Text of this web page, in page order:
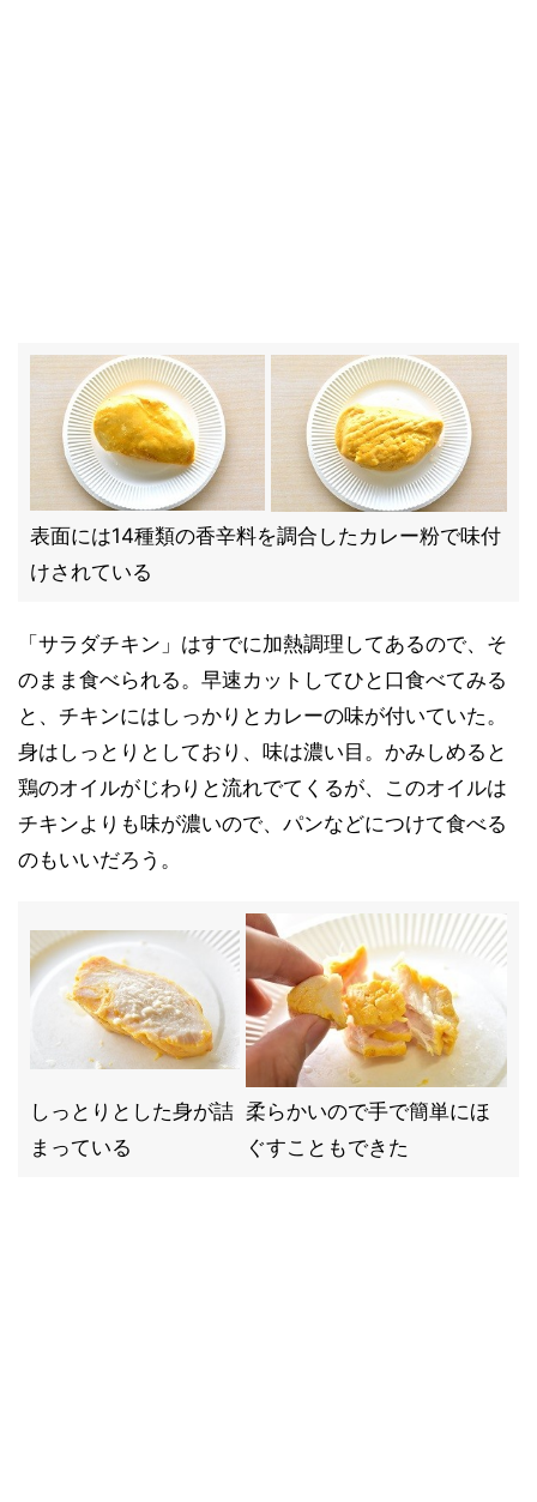
表面には14種類の香辛料を調合したカレー粉で味付
けされている
「サラダチキン」はすでに加熱調理してあるので、そ
のまま食べられる。早速カットしてひと口食べてみる
と、チキンにはしっかりとカレーの味が付いていた。
身はしっとりとしており、味は濃い目。かみしめると
鶏のオイルがじわりと流れでてくるが、このオイルは
チキンよりも味が濃いので、パンなどにつけて食べる
のもいいだろう。
しっとりとした身が詰
まっている
柔らかいので手で簡単にほ
ぐすこともできた